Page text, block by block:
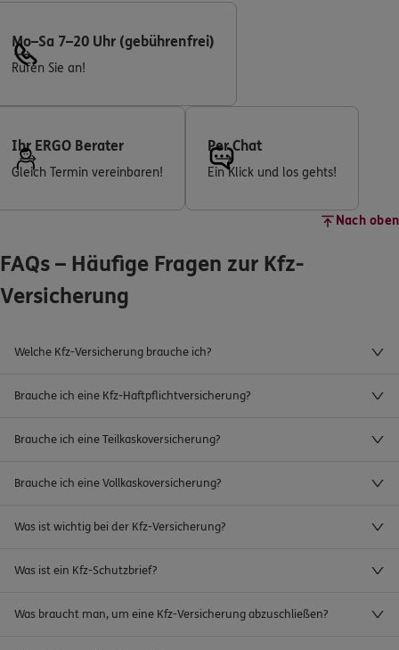
Mo–Sa 7–20 Uhr (gebührenfrei)
Rufen Sie an!
Ihr ERGO Berater
Gleich Termin vereinbaren!
Per Chat
Ein Klick und los gehts!
Nach oben
FAQs – Häufige Fragen zur Kfz-
Versicherung
Welche Kfz-Versicherung brauche ich?
Brauche ich eine Kfz-Haftpflichtversicherung?
Brauche ich eine Teilkaskoversicherung?
Brauche ich eine Vollkaskoversicherung?
Was ist wichtig bei der Kfz-Versicherung?
Was ist ein Kfz-Schutzbrief?
Was braucht man, um eine Kfz-Versicherung abzuschließen?